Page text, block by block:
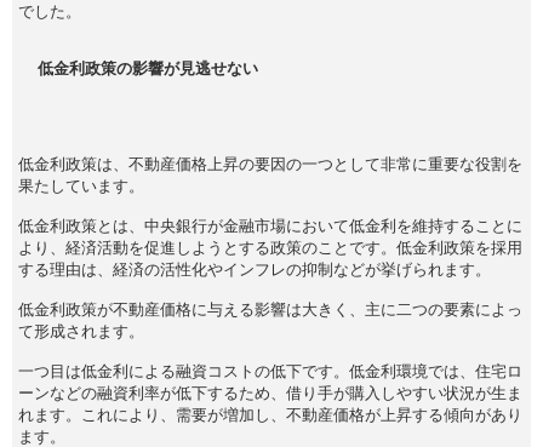
でした。
低金利政策の影響が見逃せない
低金利政策は、不動産価格上昇の要因の一つとして非常に重要な役割を
果たしています。
低金利政策とは、中央銀行が金融市場において低金利を維持することに
より、経済活動を促進しようとする政策のことです。低金利政策を採用
する理由は、経済の活性化やインフレの抑制などが挙げられます。
低金利政策が不動産価格に与える影響は大きく、主に二つの要素によっ
て形成されます。
一つ目は低金利による融資コストの低下です。低金利環境では、住宅ロ
ーンなどの融資利率が低下するため、借り手が購入しやすい状況が生ま
れます。これにより、需要が増加し、不動産価格が上昇する傾向があり
ます。